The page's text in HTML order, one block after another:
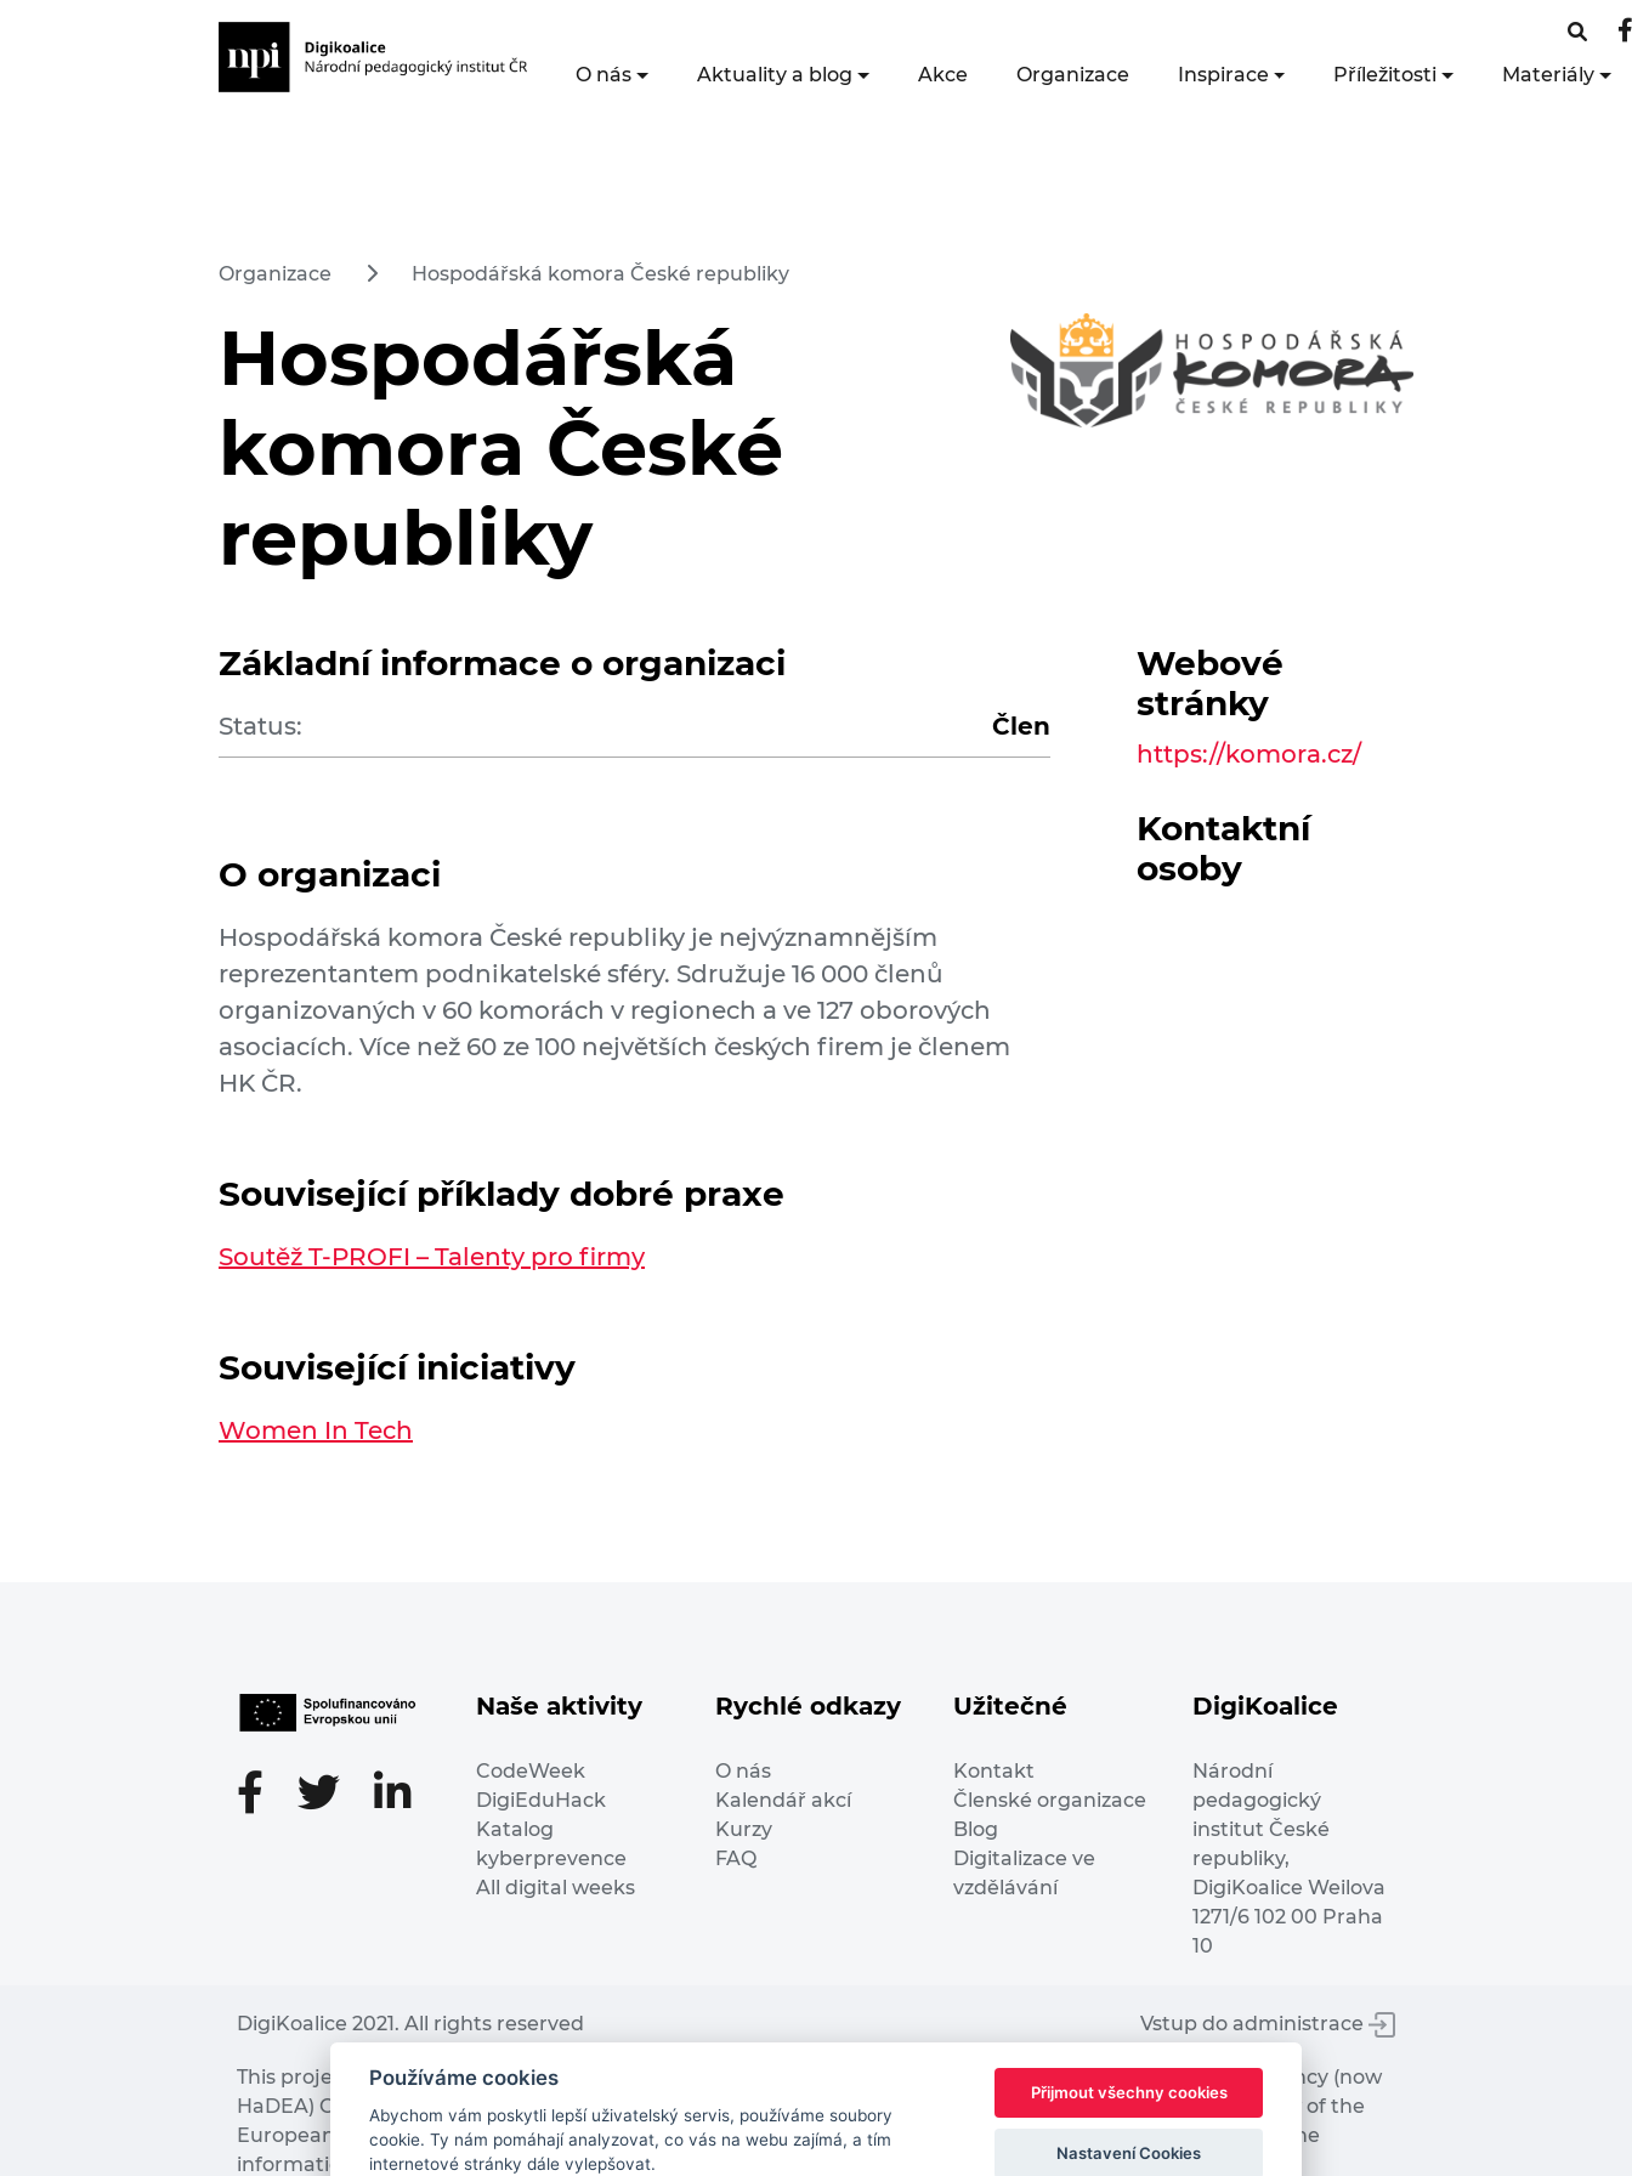
O nás Aktuality a blog Akce Organizace Inspirace Příležitosti Materiály
Organizace Hospodářská komora České republiky
Hospodářská
komora České
republiky
Základní informace o organizaci
Status: Člen
O organizaci
Hospodářská komora České republiky je nejvýznamnějším
reprezentantem podnikatelské sféry. Sdružuje 16 000 členů
organizovaných v 60 komorách v regionech a ve 127 oborových
asociacích. Více než 60 ze 100 největších českých firem je členem
HK ČR.
Související příklady dobré praxe
Soutěž T-PROFI – Talenty pro firmy
Související iniciativy
Women In Tech
Webové
stránky
https://komora.cz/
Kontaktní
osoby
Naše aktivity
CodeWeek
DigiEduHack
Katalog
kyberprevence
All digital weeks
Rychlé odkazy
O nás
Kalendář akcí
Kurzy
FAQ
Užitečné
Kontakt
Členské organizace
Blog
Digitalizace ve
vzdělávání
DigiKoalice
Národní
pedagogický
institut České
republiky,
DigiKoalice Weilova
1271/6 102 00 Praha
10
DigiKoalice 2021. All rights reserved Vstup do administrace
This project has received funding from the European Commission Innovation and Networks Executive Agency (now
HaDEA) CEF TELECOM Calls 2019. This website reflects only the author’s view. It does not represent the view of the
European Commission and the European Commission is not responsible for any use that may be made of the
information it contains.
Používáme cookies
Abychom vám poskytli lepší uživatelský servis, používáme soubory
cookie. Ty nám pomáhají analyzovat, co vás na webu zajímá, a tím
internetové stránky dále vylepšovat.
Přijmout všechny cookies
Nastavení Cookies